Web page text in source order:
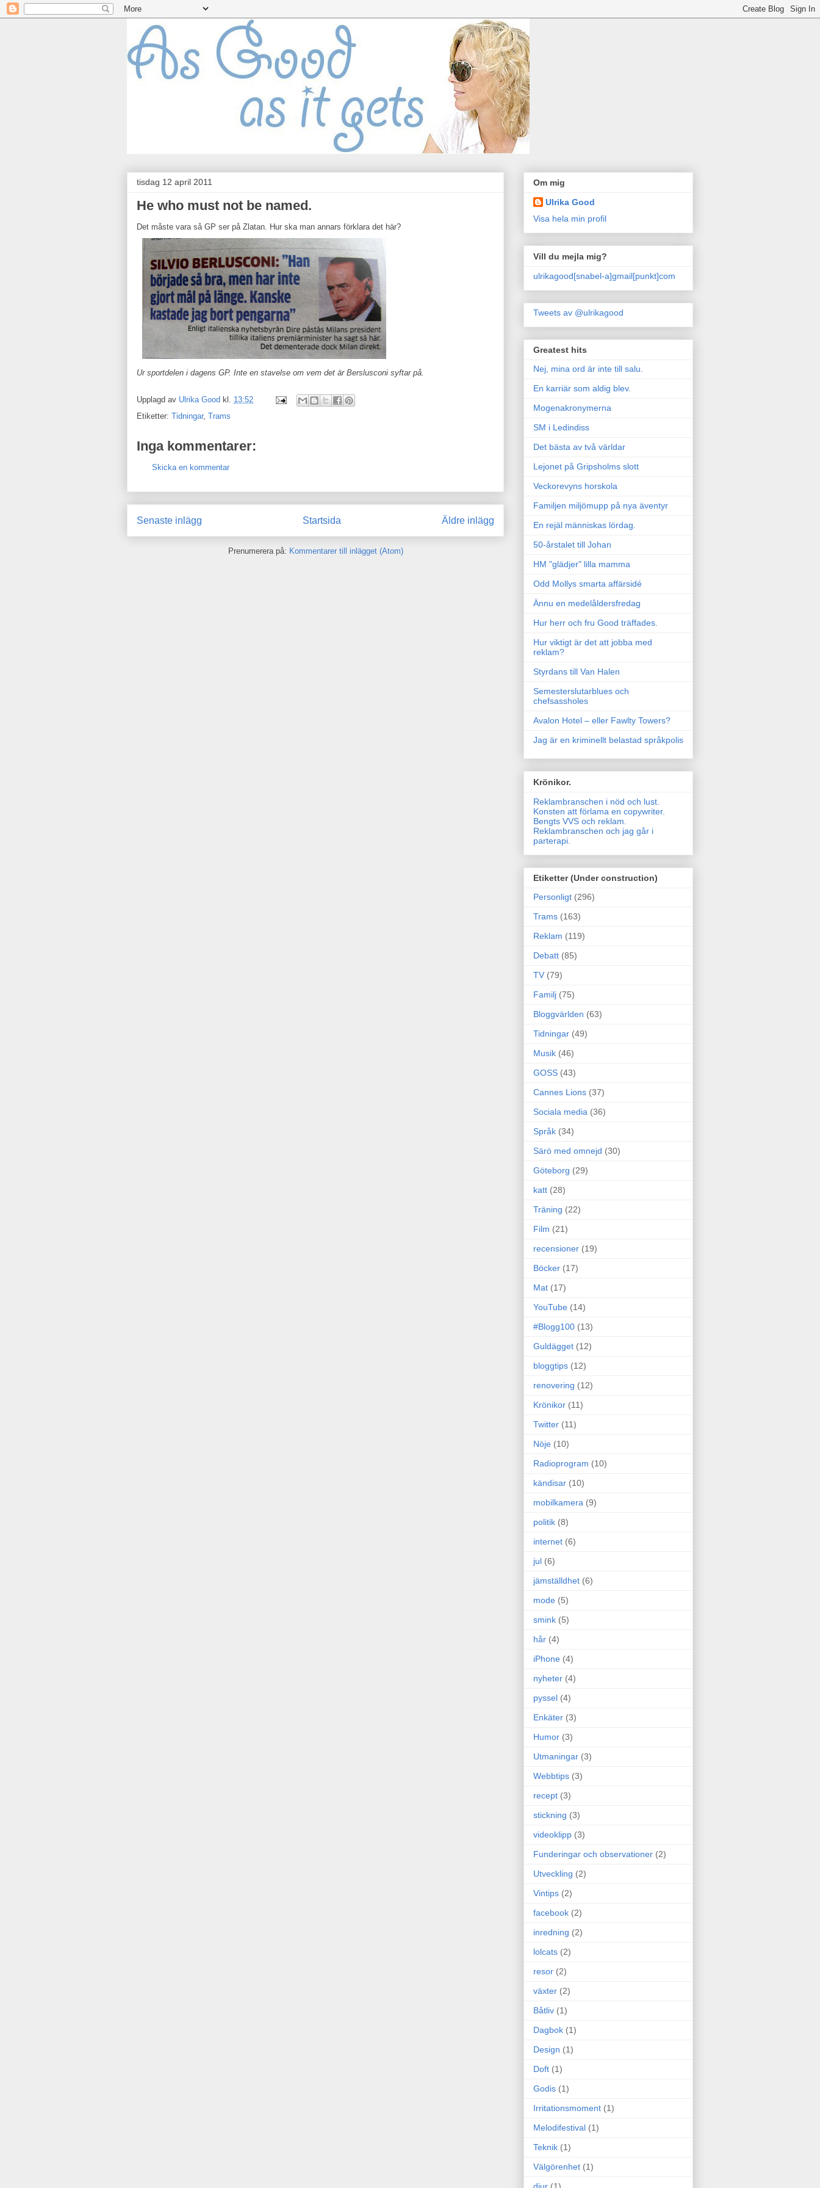
tisdag 12 april 2011
He who must not be named.
Det måste vara så GP ser på Zlatan. Hur ska man annars förklara det här?
Ur sportdelen i dagens GP. Inte en stavelse om vem det är Berslusconi syftar på.
Upplagd av Ulrika Good kl. 13:52
Etiketter: Tidningar, Trams
Inga kommentarer:
Skicka en kommentar
Senaste inlägg Äldre inlägg
Startsida
Prenumerera på: Kommentarer till inlägget (Atom)
Om mig
Ulrika Good
Visa hela min profil
Vill du mejla mig?
ulrikagood[snabel-a]gmail[punkt]com
Tweets av @ulrikagood
Greatest hits
Nej, mina ord är inte till salu.
En karriär som aldig blev.
Mogenakronymerna
SM i Ledindiss
Det bästa av två världar
Lejonet på Gripsholms slott
Veckorevyns horskola
Familjen miljömupp på nya äventyr
En rejäl människas lördag.
50-årstalet till Johan
HM "glädjer" lilla mamma
Odd Mollys smarta affärsidé
Ännu en medelåldersfredag
Hur herr och fru Good träffades.
Hur viktigt är det att jobba med
reklam?
Styrdans till Van Halen
Semesterslutarblues och
chefsassholes
Avalon Hotel – eller Fawlty Towers?
Jag är en kriminellt belastad språkpolis
Krönikor.
Reklambranschen i nöd och lust.
Konsten att förlama en copywriter.
Bengts VVS och reklam.
Reklambranschen och jag går i
parterapi.
Etiketter (Under construction)
Personligt (296)
Trams (163)
Reklam (119)
Debatt (85)
TV (79)
Familj (75)
Bloggvärlden (63)
Tidningar (49)
Musik (46)
GOSS (43)
Cannes Lions (37)
Sociala media (36)
Språk (34)
Särö med omnejd (30)
Göteborg (29)
katt (28)
Träning (22)
Film (21)
recensioner (19)
Böcker (17)
Mat (17)
YouTube (14)
#Blogg100 (13)
Guldägget (12)
bloggtips (12)
renovering (12)
Krönikor (11)
Twitter (11)
Nöje (10)
Radioprogram (10)
kändisar (10)
mobilkamera (9)
politik (8)
internet (6)
jul (6)
jämställdhet (6)
mode (5)
smink (5)
hår (4)
iPhone (4)
nyheter (4)
pyssel (4)
Enkäter (3)
Humor (3)
Utmaningar (3)
Webbtips (3)
recept (3)
stickning (3)
videoklipp (3)
Funderingar och observationer (2)
Utveckling (2)
Vintips (2)
facebook (2)
inredning (2)
lolcats (2)
resor (2)
växter (2)
Båtliv (1)
Dagbok (1)
Design (1)
Doft (1)
Godis (1)
Irritationsmoment (1)
Melodifestival (1)
Teknik (1)
Välgörenhet (1)